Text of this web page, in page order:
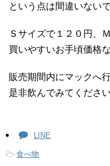
という点は間違いないで
Ｓサイズで１２０円、
買いやすいお手頃価格
販売期間内にマックへ
是非飲んでみてください
LINE
-食べ物